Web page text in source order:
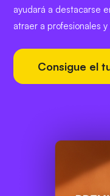
ayudará a destacarse
atraer a profesionales
Consigue el